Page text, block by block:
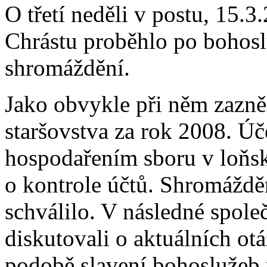
O třetí neděli v postu,
Chrástu proběhlo po
shromáždění.
Jako obvykle při něm
staršovstva za rok 2008.
hospodařením sboru v
o kontrole účtů.
schválilo. V následné
diskutovali o aktuálních